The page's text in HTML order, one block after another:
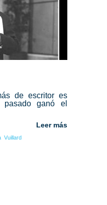
de escritor es
ganó el
Leer más
Vuillard